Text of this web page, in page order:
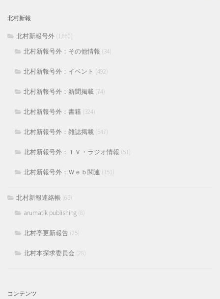
北村新報
北村新報号外 (1,660)
北村新報号外：その他情報 (34)
北村新報号外：イベント (492)
北村新報号外：新聞掲載 (74)
北村新報号外：書籍 (324)
北村新報号外：雑誌掲載 (547)
北村新報号外：ＴＶ・ラジオ情報 (51)
北村新報号外：Ｗｅｂ関連 (151)
北村新報連絡帳 (65)
arumatik publishing (8)
北村亭更新報告 (25)
北村本探求委員会 (28)
コンテンツ